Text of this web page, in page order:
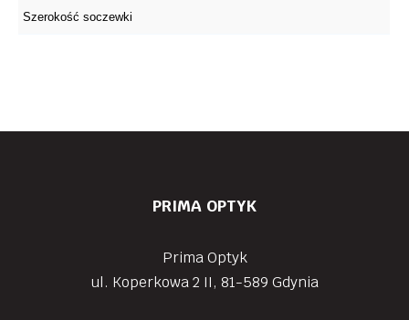
PRIMA OPTYK
Prima Optyk
ul. Koperkowa 2 II, 81-589 Gdynia